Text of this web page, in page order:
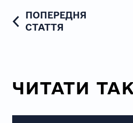
ПОПЕРЕДНЯ
СТАТТЯ
ЧИТАТИ